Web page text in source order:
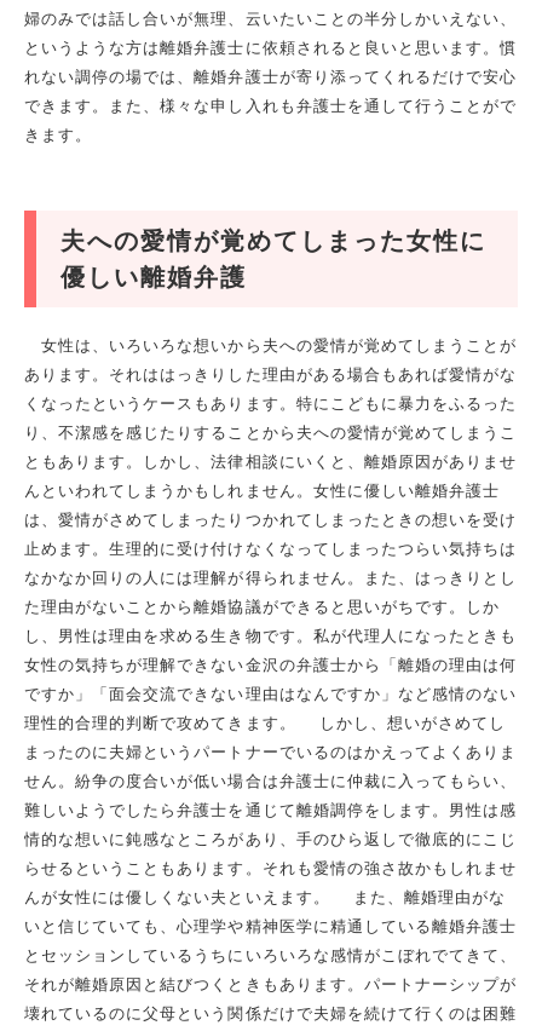
婦のみでは話し合いが無理、云いたいことの半分しかいえない、
というような方は離婚弁護士に依頼されると良いと思います。慣
れない調停の場では、離婚弁護士が寄り添ってくれるだけで安心
できます。また、様々な申し入れも弁護士を通して行うことがで
きます。
夫への愛情が覚めてしまった女性に
優しい離婚弁護
女性は、いろいろな想いから夫への愛情が覚めてしまうことが
あります。それははっきりした理由がある場合もあれば愛情がな
くなったというケースもあります。特にこどもに暴力をふるった
り、不潔感を感じたりすることから夫への愛情が覚めてしまうこ
ともあります。しかし、法律相談にいくと、離婚原因がありませ
んといわれてしまうかもしれません。女性に優しい離婚弁護士
は、愛情がさめてしまったりつかれてしまったときの想いを受け
止めます。生理的に受け付けなくなってしまったつらい気持ちは
なかなか回りの人には理解が得られません。また、はっきりとし
た理由がないことから離婚協議ができると思いがちです。しか
し、男性は理由を求める生き物です。私が代理人になったときも
女性の気持ちが理解できない金沢の弁護士から「離婚の理由は何
ですか」「面会交流できない理由はなんですか」など感情のない
理性的合理的判断で攻めてきます。 しかし、想いがさめてし
まったのに夫婦というパートナーでいるのはかえってよくありま
せん。紛争の度合いが低い場合は弁護士に仲裁に入ってもらい、
難しいようでしたら弁護士を通じて離婚調停をします。男性は感
情的な想いに鈍感なところがあり、手のひら返しで徹底的にこじ
らせるということもあります。それも愛情の強さ故かもしれませ
んが女性には優しくない夫といえます。 また、離婚理由がな
いと信じていても、心理学や精神医学に精通している離婚弁護士
とセッションしているうちにいろいろな感情がこぼれでてきて、
それが離婚原因と結びつくときもあります。パートナーシップが
壊れているのに父母という関係だけで夫婦を続けて行くのは困難